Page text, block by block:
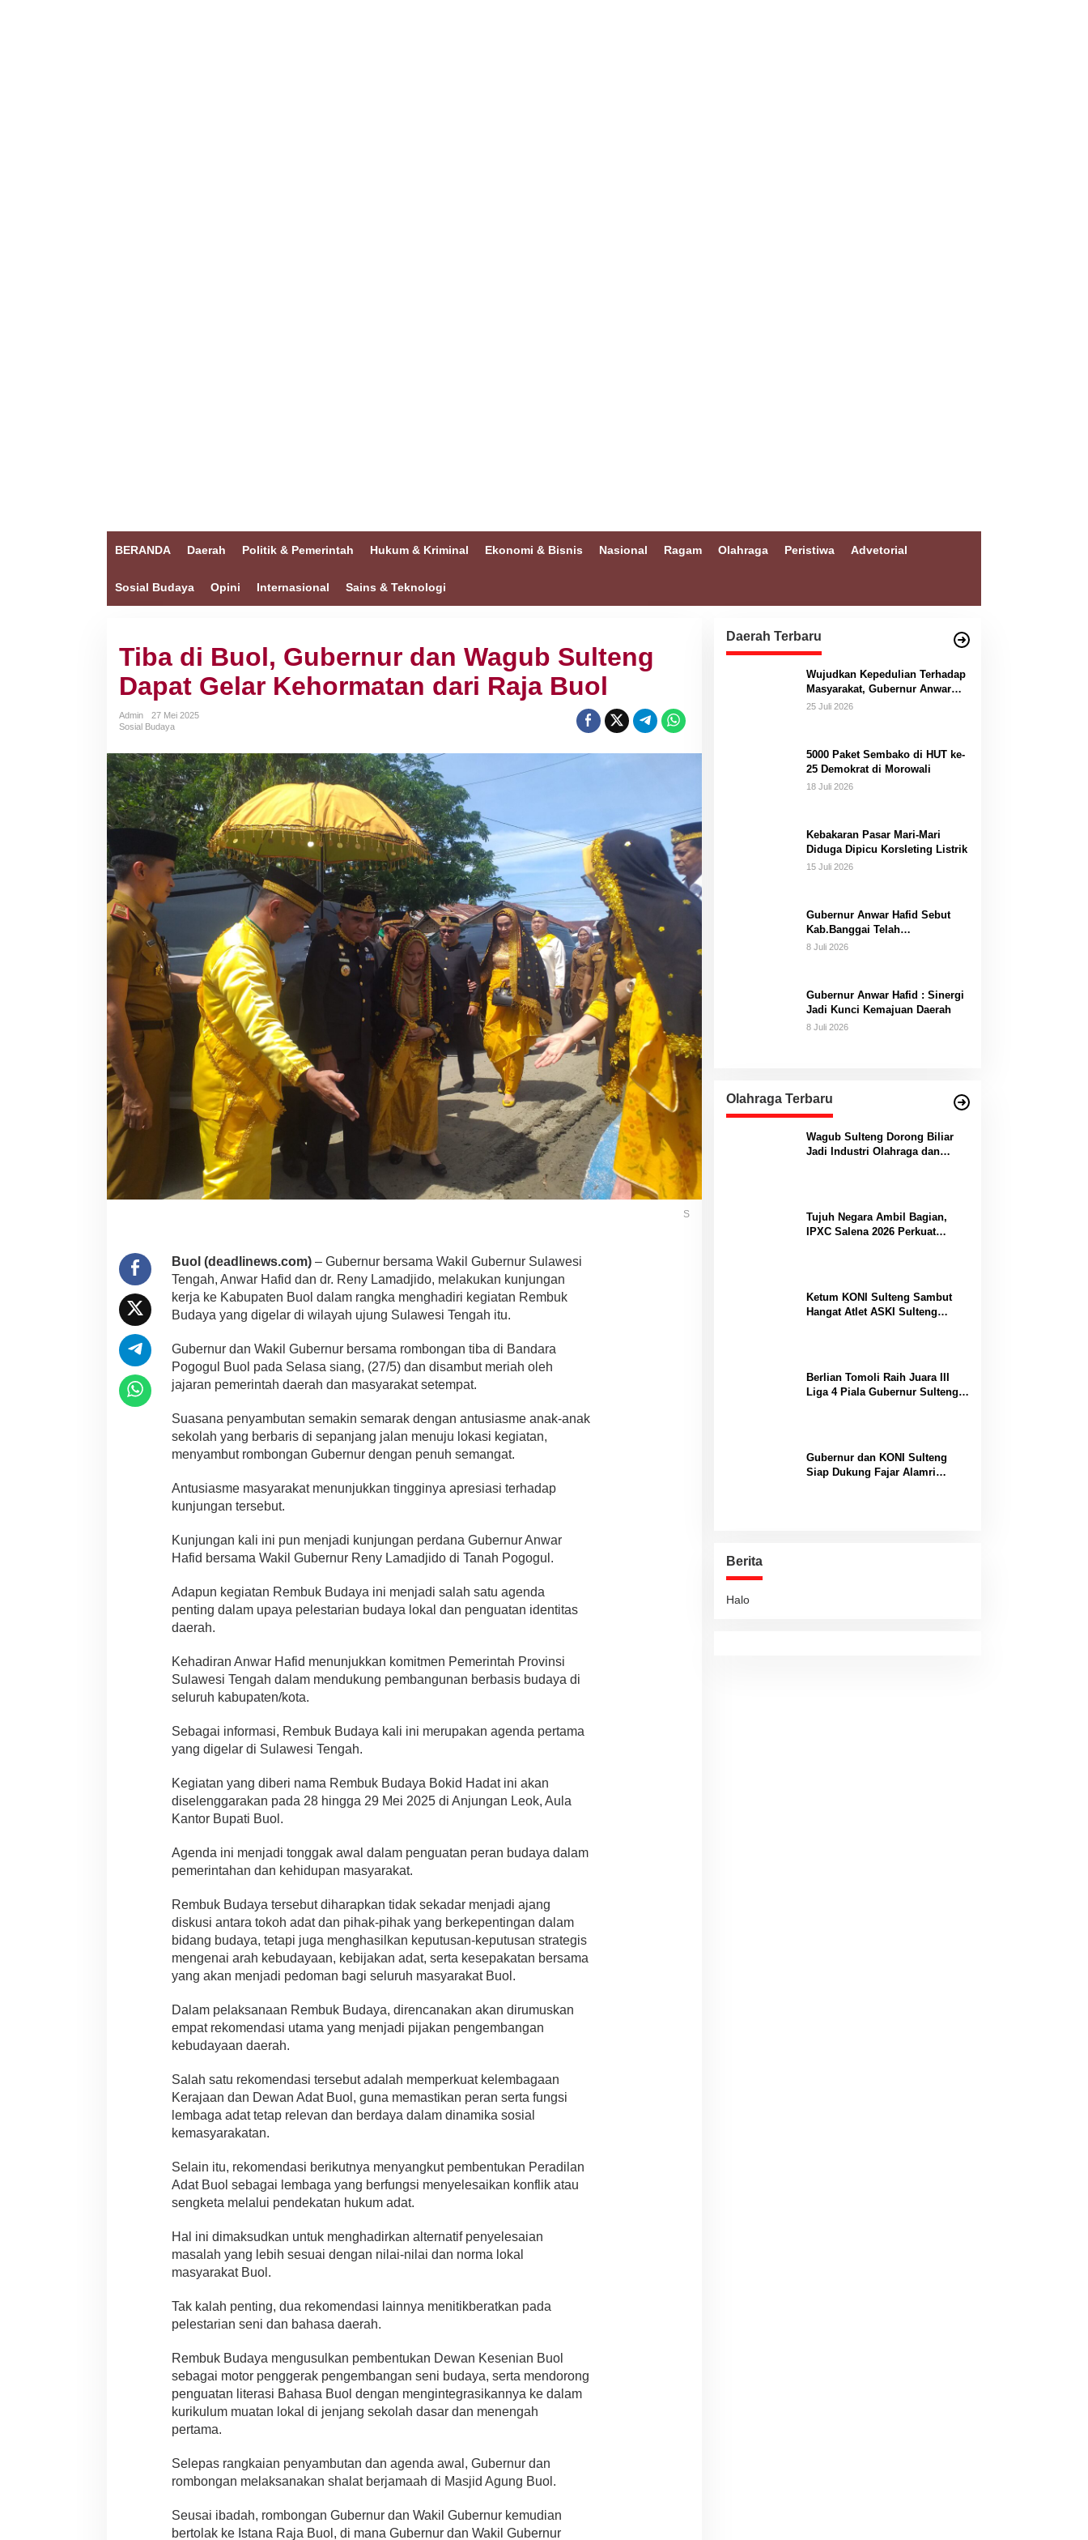
BERANDA Daerah Politik & Pemerintah Hukum & Kriminal Ekonomi & Bisnis Nasional Ragam Olahraga Peristiwa Advetorial
Sosial Budaya Opini Internasional Sains & Teknologi
Tiba di Buol, Gubernur dan Wagub Sulteng
Dapat Gelar Kehormatan dari Raja Buol
Admin
27 Mei 2025
Sosial Budaya
S
Buol (deadlinews.com)– Gubernur bersama Wakil Gubernur Sulawesi
Tengah, Anwar Hafid dan dr. Reny Lamadjido, melakukan kunjungan
kerja ke Kabupaten Buol dalam rangka menghadiri kegiatan Rembuk
Budaya yang digelar di wilayah ujung Sulawesi Tengah itu.
Gubernur dan Wakil Gubernur bersama rombongan tiba di Bandara
Pogogul Buol pada Selasa siang, (27/5) dan disambut meriah oleh
jajaran pemerintah daerah dan masyarakat setempat.
Suasana penyambutan semakin semarak dengan antusiasme anak-anak
sekolah yang berbaris di sepanjang jalan menuju lokasi kegiatan,
menyambut rombongan Gubernur dengan penuh semangat.
Antusiasme masyarakat menunjukkan tingginya apresiasi terhadap
kunjungan tersebut.
Kunjungan kali ini pun menjadi kunjungan perdana Gubernur Anwar
Hafid bersama Wakil Gubernur Reny Lamadjido di Tanah Pogogul.
Adapun kegiatan Rembuk Budaya ini menjadi salah satu agenda
penting dalam upaya pelestarian budaya lokal dan penguatan identitas
daerah.
Kehadiran Anwar Hafid menunjukkan komitmen Pemerintah Provinsi
Sulawesi Tengah dalam mendukung pembangunan berbasis budaya di
seluruh kabupaten/kota.
Sebagai informasi, Rembuk Budaya kali ini merupakan agenda pertama
yang digelar di Sulawesi Tengah.
Kegiatan yang diberi nama Rembuk Budaya Bokid Hadat ini akan
diselenggarakan pada 28 hingga 29 Mei 2025 di Anjungan Leok, Aula
Kantor Bupati Buol.
Agenda ini menjadi tonggak awal dalam penguatan peran budaya dalam
pemerintahan dan kehidupan masyarakat.
Rembuk Budaya tersebut diharapkan tidak sekadar menjadi ajang
diskusi antara tokoh adat dan pihak-pihak yang berkepentingan dalam
bidang budaya, tetapi juga menghasilkan keputusan-keputusan strategis
mengenai arah kebudayaan, kebijakan adat, serta kesepakatan bersama
yang akan menjadi pedoman bagi seluruh masyarakat Buol.
Dalam pelaksanaan Rembuk Budaya, direncanakan akan dirumuskan
empat rekomendasi utama yang menjadi pijakan pengembangan
kebudayaan daerah.
Salah satu rekomendasi tersebut adalah memperkuat kelembagaan
Kerajaan dan Dewan Adat Buol, guna memastikan peran serta fungsi
lembaga adat tetap relevan dan berdaya dalam dinamika sosial
kemasyarakatan.
Selain itu, rekomendasi berikutnya menyangkut pembentukan Peradilan
Adat Buol sebagai lembaga yang berfungsi menyelesaikan konflik atau
sengketa melalui pendekatan hukum adat.
Hal ini dimaksudkan untuk menghadirkan alternatif penyelesaian
masalah yang lebih sesuai dengan nilai-nilai dan norma lokal
masyarakat Buol.
Tak kalah penting, dua rekomendasi lainnya menitikberatkan pada
pelestarian seni dan bahasa daerah.
Rembuk Budaya mengusulkan pembentukan Dewan Kesenian Buol
sebagai motor penggerak pengembangan seni budaya, serta mendorong
penguatan literasi Bahasa Buol dengan mengintegrasikannya ke dalam
kurikulum muatan lokal di jenjang sekolah dasar dan menengah
pertama.
Selepas rangkaian penyambutan dan agenda awal, Gubernur dan
rombongan melaksanakan shalat berjamaah di Masjid Agung Buol.
Seusai ibadah, rombongan Gubernur dan Wakil Gubernur kemudian
bertolak ke Istana Raja Buol, di mana Gubernur dan Wakil Gubernur
Daerah Terbaru
Wujudkan Kepedulian Terhadap
Masyarakat, Gubernur Anwar
Hafid Bangun Jembatan
25 Juli 2026
5000 Paket Sembako di HUT ke-
25 Demokrat di Morowali
18 Juli 2026
Kebakaran Pasar Mari-Mari
Diduga Dipicu Korsleting Listrik
15 Juli 2026
Gubernur Anwar Hafid Sebut
Kab.Banggai Telah
“Melahirkan” Generasi…
8 Juli 2026
Gubernur Anwar Hafid : Sinergi
Jadi Kunci Kemajuan Daerah
8 Juli 2026
Olahraga Terbaru
Wagub Sulteng Dorong Biliar
Jadi Industri Olahraga dan
Tujuh Negara Ambil Bagian,
IPXC Salena 2026 Perkuat
Ketum KONI Sulteng Sambut
Hangat Atlet ASKI Sulteng
Berlian Tomoli Raih Juara III
Liga 4 Piala Gubernur Sulteng
Gubernur dan KONI Sulteng
Siap Dukung Fajar Alamri
Berita
Halo